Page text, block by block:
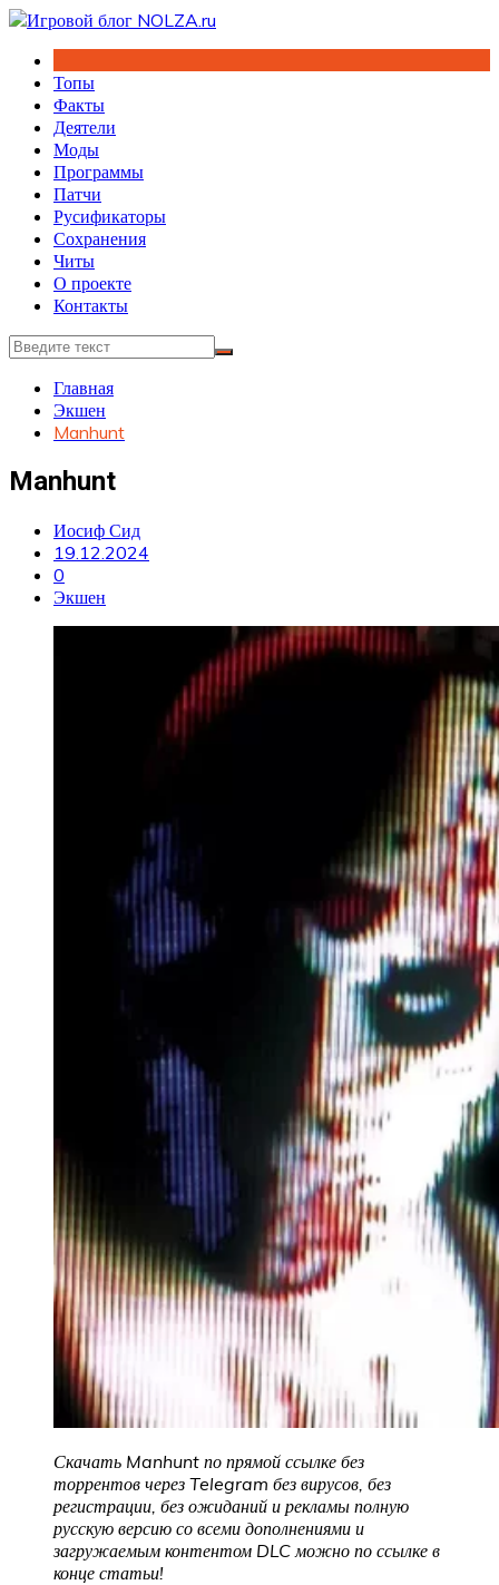
Перейти
содержимому
Топы
Факты
Деятели
Моды
Программы
Патчи
Русификаторы
Сохранения
Читы
О проекте
Контакты
Главная
Экшен
Manhunt
Manhunt
Иосиф Сид
19.12.2024
0
Экшен
Скачать Manhunt по прямой ссылке без
торрентов через Telegram без вирусов, без
регистрации, без ожиданий и рекламы полную
русскую версию со всеми дополнениями и
загружаемым контентом DLC можно по ссылке в
конце статьи!